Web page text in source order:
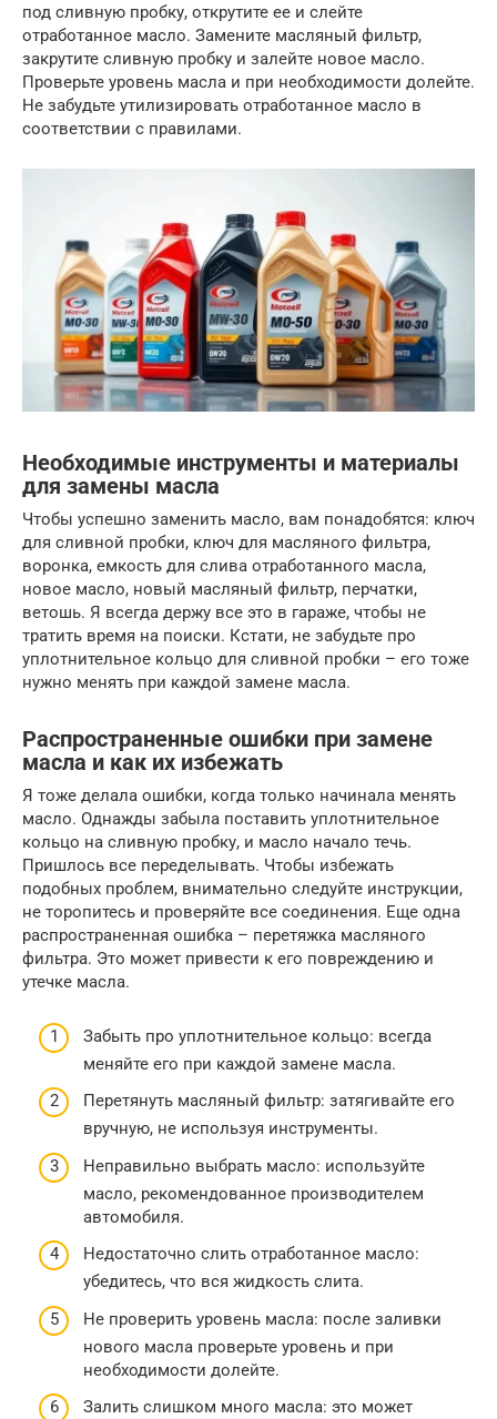
под сливную пробку, открутите ее и слейте
отработанное масло. Замените масляный фильтр,
закрутите сливную пробку и залейте новое масло.
Проверьте уровень масла и при необходимости долейте.
Не забудьте утилизировать отработанное масло в
соответствии с правилами.
Необходимые инструменты и материалы
для замены масла
Чтобы успешно заменить масло, вам понадобятся: ключ
для сливной пробки, ключ для масляного фильтра,
воронка, емкость для слива отработанного масла,
новое масло, новый масляный фильтр, перчатки,
ветошь. Я всегда держу все это в гараже, чтобы не
тратить время на поиски. Кстати, не забудьте про
уплотнительное кольцо для сливной пробки – его тоже
нужно менять при каждой замене масла.
Распространенные ошибки при замене
масла и как их избежать
Я тоже делала ошибки, когда только начинала менять
масло. Однажды забыла поставить уплотнительное
кольцо на сливную пробку, и масло начало течь.
Пришлось все переделывать. Чтобы избежать
подобных проблем, внимательно следуйте инструкции,
не торопитесь и проверяйте все соединения. Еще одна
распространенная ошибка – перетяжка масляного
фильтра. Это может привести к его повреждению и
утечке масла.
Забыть про уплотнительное кольцо: всегда
меняйте его при каждой замене масла.
Перетянуть масляный фильтр: затягивайте его
вручную, не используя инструменты.
Неправильно выбрать масло: используйте
масло, рекомендованное производителем
автомобиля.
Недостаточно слить отработанное масло:
убедитесь, что вся жидкость слита.
Не проверить уровень масла: после заливки
нового масла проверьте уровень и при
необходимости долейте.
Залить слишком много масла: это может